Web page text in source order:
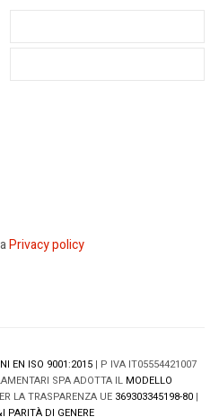
Privacy policy
EN ISO 9001:2015| P IVA IT05554421007
SPA ADOTTA IL MODELLO
LA TRASPARENZA UE 369303345198-80 |
PARITÀ DI GENERE